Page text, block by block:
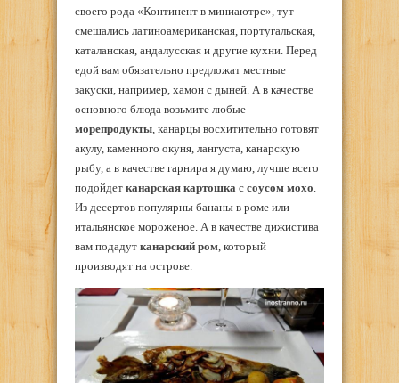
своего рода «Континент в миниаютре», тут
смешались латиноамериканская, португальская,
каталанская, андалусская и другие кухни. Перед
едой вам обязательно предложат местные
закуски, например, хамон с дыней. А в качестве
основного блюда возьмите любые
морепродукты, канарцы восхитительно готовят
акулу, каменного окуня, лангуста, канарскую
рыбу, а в качестве гарнира я думаю, лучше всего
подойдет канарская картошка с соусом мохо.
Из десертов популярны бананы в роме или
итальянское мороженое. А в качестве дижистива
вам подадут канарский ром, который
производят на острове.